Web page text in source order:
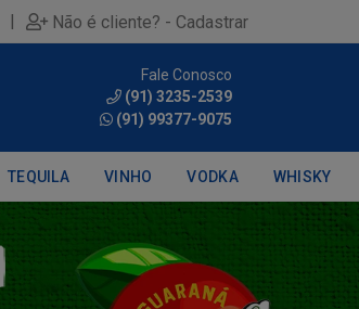
| Não é cliente? - Cadastrar
Fale Conosco
(91) 3235-2539
(91) 99377-9075
TEQUILA VINHO VODKA WHISKY